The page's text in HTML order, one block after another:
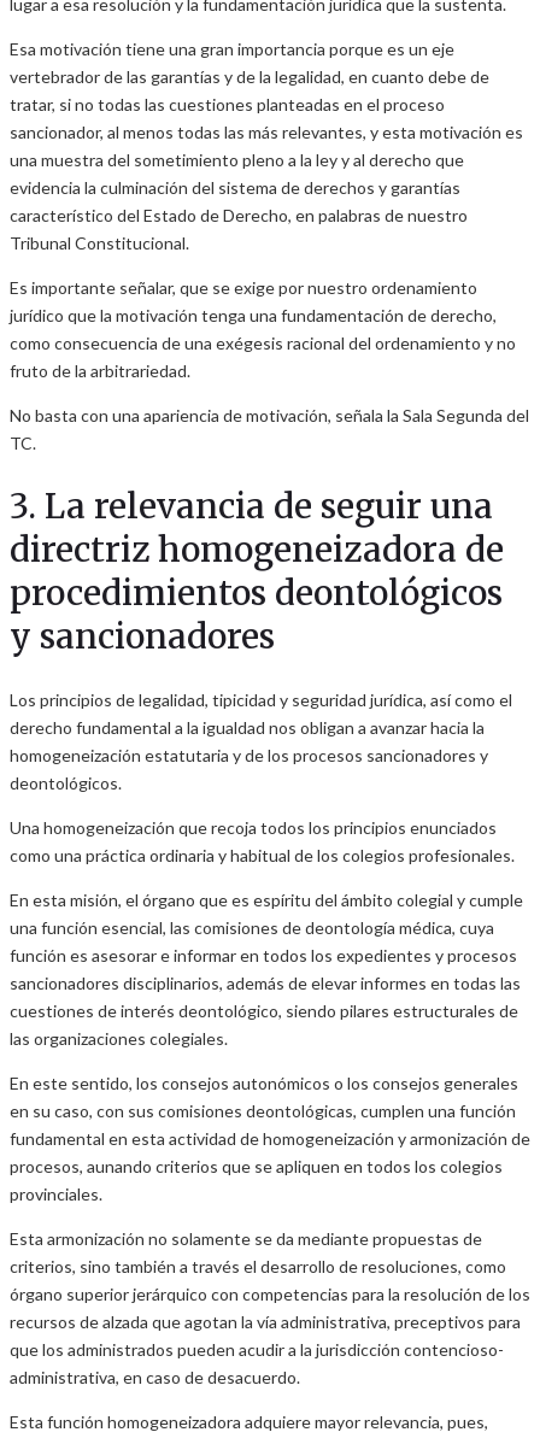
Esa motivación tiene una gran importancia porque es un eje
vertebrador de las garantías y de la legalidad, en cuanto debe de
tratar, si no todas las cuestiones planteadas en el proceso
sancionador, al menos todas las más relevantes, y esta motivación es
una muestra del sometimiento pleno a la ley y al derecho que
evidencia la culminación del sistema de derechos y garantías
característico del Estado de Derecho, en palabras de nuestro
Tribunal Constitucional.
Es importante señalar, que se exige por nuestro ordenamiento
jurídico que la motivación tenga una fundamentación de derecho,
como consecuencia de una exégesis racional del ordenamiento y no
fruto de la arbitrariedad.
No basta con una apariencia de motivación, señala la Sala Segunda del
TC.
3. La relevancia de seguir una
directriz homogeneizadora de
procedimientos deontológicos
y sancionadores
Los principios de legalidad, tipicidad y seguridad jurídica, así como el
derecho fundamental a la igualdad nos obligan a avanzar hacia la
homogeneización estatutaria y de los procesos sancionadores y
deontológicos.
Una homogeneización que recoja todos los principios enunciados
como una práctica ordinaria y habitual de los colegios profesionales.
En esta misión, el órgano que es espíritu del ámbito colegial y cumple
una función esencial, las comisiones de deontología médica, cuya
función es asesorar e informar en todos los expedientes y procesos
sancionadores disciplinarios, además de elevar informes en todas las
cuestiones de interés deontológico, siendo pilares estructurales de
las organizaciones colegiales.
En este sentido, los consejos autonómicos o los consejos generales
en su caso, con sus comisiones deontológicas, cumplen una función
fundamental en esta actividad de homogeneización y armonización de
procesos, aunando criterios que se apliquen en todos los colegios
provinciales.
Esta armonización no solamente se da mediante propuestas de
criterios, sino también a través el desarrollo de resoluciones, como
órgano superior jerárquico con competencias para la resolución de los
recursos de alzada que agotan la vía administrativa, preceptivos para
que los administrados pueden acudir a la jurisdicción contencioso-
administrativa, en caso de desacuerdo.
Esta función homogeneizadora adquiere mayor relevancia, pues,